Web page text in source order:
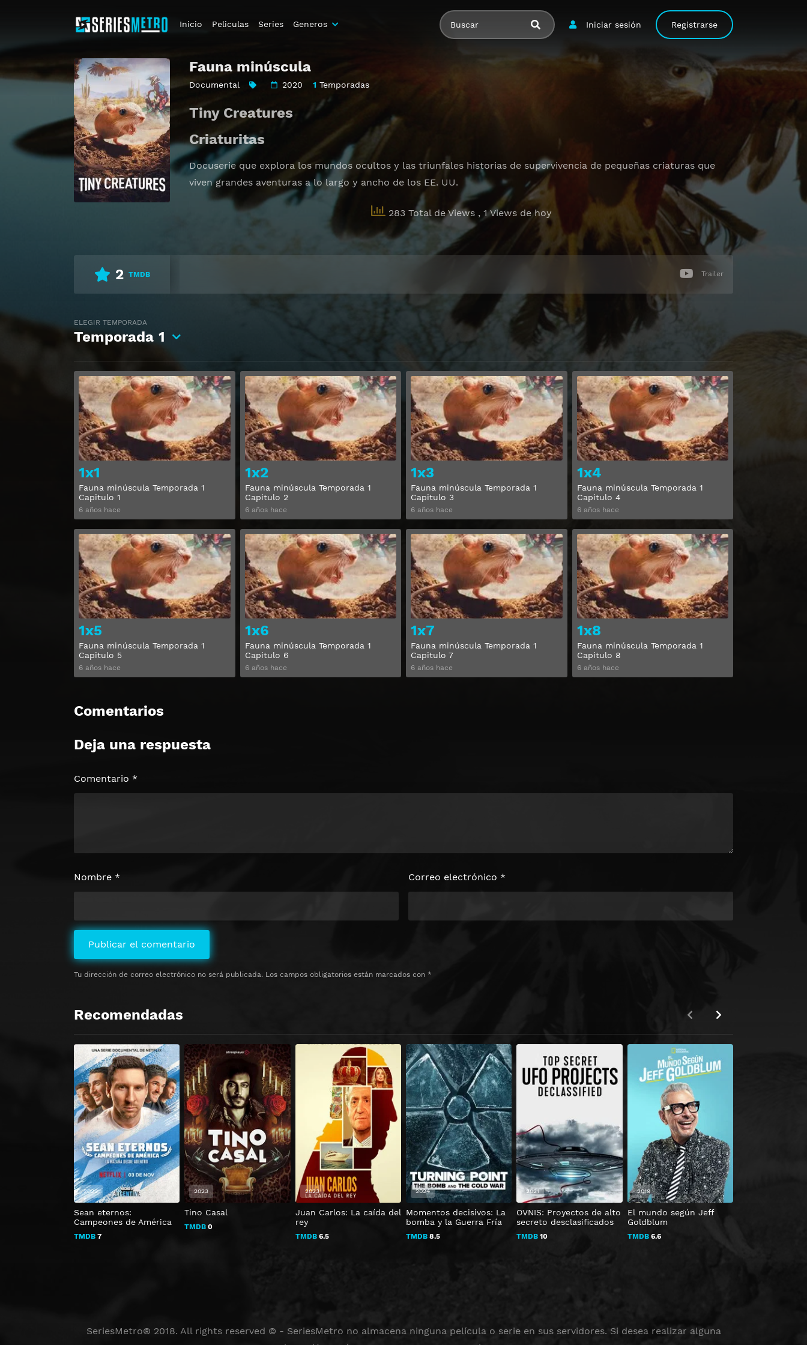
Iniciar sesión Registrarse
Inicio Peliculas Series Generos
Fauna minúscula
Documental 2020 1Temporadas
Tiny Creatures
Criaturitas
Docuserie que explora los mundos ocultos y las triunfales historias de supervivencia de pequeñas criaturas que
viven grandes aventuras a lo largo y ancho de los EE. UU.
283 Total de Views , 1 Views de hoy
2 TMDB Trailer
ELEGIR TEMPORADA
Temporada 1
1x1
Fauna minúscula Temporada 1
Capitulo 1
6 años hace
Ver
1x2
Fauna minúscula Temporada 1
Capitulo 2
6 años hace
Ver
1x3
Fauna minúscula Temporada 1
Capitulo 3
6 años hace
Ver
1x4
Fauna minúscula Temporada 1
Capitulo 4
6 años hace
1x5
Fauna minúscula Temporada 1
Capitulo 5
6 años hace
Ver
1x6
Fauna minúscula Temporada 1
Capitulo 6
6 años hace
Ver
1x7
Fauna minúscula Temporada 1
Capitulo 7
6 años hace
Ver
1x8
Fauna minúscula Temporada 1
Capitulo 8
6 años hace
Comentarios
Deja una respuesta
Tu dirección de correo electrónico no será publicada. Los campos obligatorios están marcados con *
Comentario *
Nombre * Correo electrónico *
Recomendadas
Sean eternos:
Campeones de América
TMDB 7
2022
Tino Casal
TMDB 0
2023
Juan Carlos: La caída del
rey
TMDB6.5
2023
Momentos decisivos: La
bomba y la Guerra Fría
TMDB8.5
2024
OVNIS: Proyectos de alto
secreto desclasificados
TMDB 10
2021
El mundo según Jeff
Goldblum
TMDB6.6
2019
SeriesMetro® 2018. All rights reserved © - SeriesMetro no almacena ninguna película o serie en sus servidores. Si desea realizar alguna